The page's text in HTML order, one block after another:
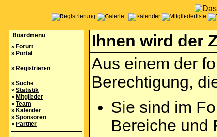
Boardmenü
» Forum
» Portal
» Registrieren
» Suche
» Statistik
» Mitglieder
» Team
» Kalender
» Sponsoren
» Partner
Ihnen wird der
Aus einem der
Berechtigung,
Sie sind im
Bereiche und